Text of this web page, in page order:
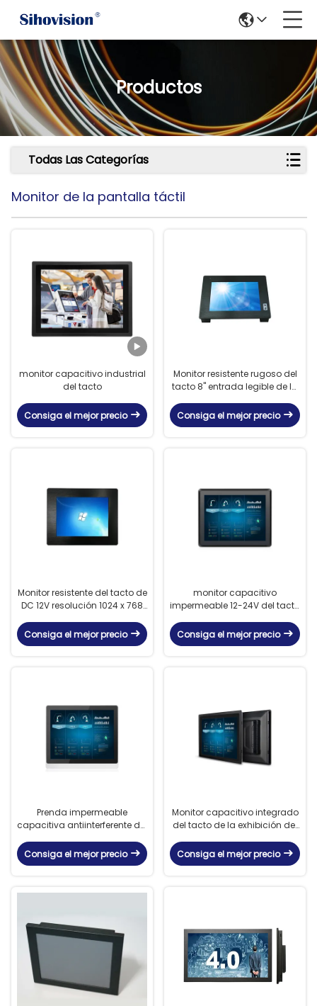
Productos
Todas Las Categorías
Monitor de la pantalla táctil
monitor capacitivo industrial
del tacto
Consiga el mejor precio
Monitor resistente rugoso del
tacto 8" entrada legible de la
del LCD 1000
Consiga el mejor precio
Monitor resistente del tacto de
DC 12V resolución 1024 x 768
membrana
Consiga el mejor precio
monitor capacitivo
impermeable 12-24V del tacto
Consiga el mejor precio
Prenda impermeable
capacitiva antiinterferente del
monitor del tacto 19
pulgadas
Consiga el mejor precio
Monitor capacitivo integrado
del tacto de la exhibición del
compatible
Consiga el mejor precio